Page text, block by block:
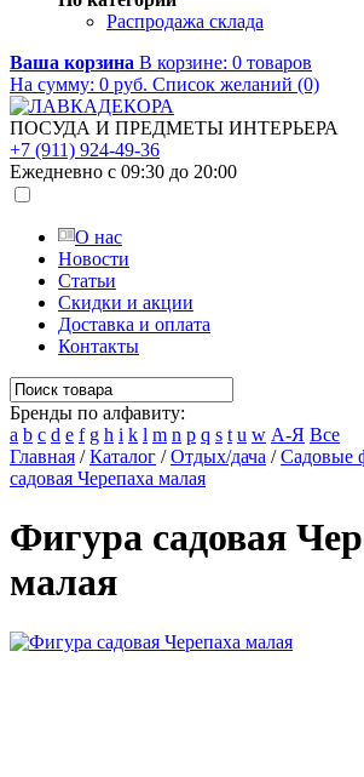
Распродажа склада
Ваша корзина В корзине: 0 товаров
На сумму: 0 руб. Список желаний (0)
ПОСУДА И ПРЕДМЕТЫ ИНТЕРЬЕРА
+7 (911) 924-49-36
Ежедневно с 09:30 до 20:00
О нас
Новости
Статьи
Скидки и акции
Доставка и оплата
Контакты
Бренды по алфавиту:
a b c d e f g h i k l m n p q s t u w А-Я Все
Главная /Каталог /Отдых/дача /Садовые
садовая Черепаха малая
Фигура садовая
малая